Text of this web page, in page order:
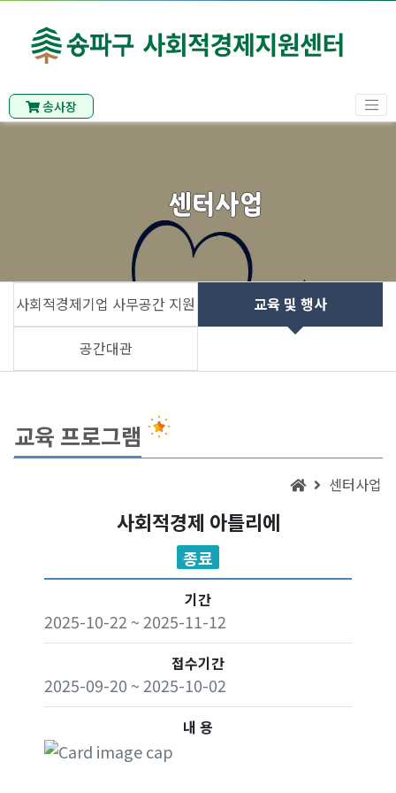
송사장
센터사업
사회적경제기업 사무공간 지원 교육 및 행사
공간대관
교육 프로그램
센터사업
사회적경제 아틀리에
종료
기간
2025-10-22 ~ 2025-11-12
접수기간
2025-09-20 ~ 2025-10-02
내 용